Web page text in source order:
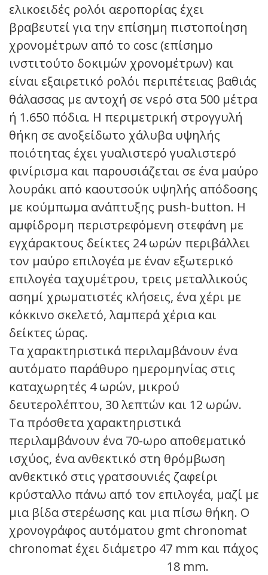
ελικοειδές ρολόι αεροπορίας έχει
βραβευτεί για την επίσημη πιστοποίηση
χρονομέτρων από το cosc (επίσημο
ινστιτούτο δοκιμών χρονομέτρων) και
είναι εξαιρετικό ρολόι περιπέτειας βαθιάς
θάλασσας με αντοχή σε νερό στα 500 μέτρα
ή 1.650 πόδια. Η περιμετρική στρογγυλή
θήκη σε ανοξείδωτο χάλυβα υψηλής
ποιότητας έχει γυαλιστερό γυαλιστερό
φινίρισμα και παρουσιάζεται σε ένα μαύρο
λουράκι από καουτσούκ υψηλής απόδοσης
με κούμπωμα ανάπτυξης push-button. Η
αμφίδρομη περιστρεφόμενη στεφάνη με
εγχάρακτους δείκτες 24 ωρών περιβάλλει
τον μαύρο επιλογέα με έναν εξωτερικό
επιλογέα ταχυμέτρου, τρεις μεταλλικούς
ασημί χρωματιστές κλήσεις, ένα χέρι με
κόκκινο σκελετό, λαμπερά χέρια και
δείκτες ώρας.
Τα χαρακτηριστικά περιλαμβάνουν ένα
αυτόματο παράθυρο ημερομηνίας στις
καταχωρητές 4 ωρών, μικρού
δευτερολέπτου, 30 λεπτών και 12 ωρών.
Τα πρόσθετα χαρακτηριστικά
περιλαμβάνουν ένα 70-ωρο αποθεματικό
ισχύος, ένα ανθεκτικό στη θρόμβωση
ανθεκτικό στις γρατσουνιές ζαφείρι
κρύσταλλο πάνω από τον επιλογέα, μαζί με
μια βίδα στερέωσης και μια πίσω θήκη. Ο
χρονογράφος αυτόματου gmt chronomat
chronomat έχει διάμετρο 47 mm και πάχος
18 mm.